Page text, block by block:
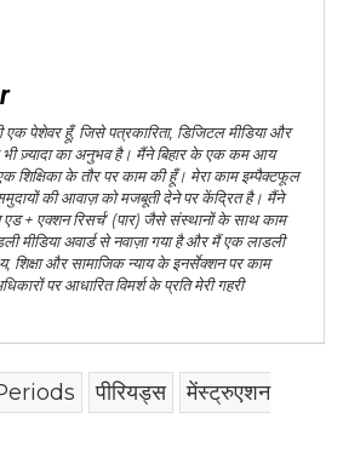
एक पेशेवर हूँ, जिसे पत्रकारिता, डिजिटल मीडिया और
ज़्यादा का अनुभव है। मैंने बिहार के एक कम आय
के तौर पर काम की हूँ। मेरा काम इम्पैक्टफूल
की आवाज़ को मजबूती देने पर केंद्रित है। मैंने
+ एक्शन रिसर्च' (पार) जैसे संस्थानों के साथ काम
मीडिया अवार्ड से नवाज़ा गया है और मैं एक लाडली
शिक्षा और सामाजिक न्याय के इनर्सेक्शन पर काम
पर आधारित विमर्श के प्रति मेरी गहरी
पीरियड्स
मेंस्ट्रुएशन